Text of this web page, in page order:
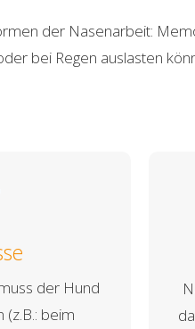
der Nasenarbeit:
bei Regen auslasten
der Hund
beim